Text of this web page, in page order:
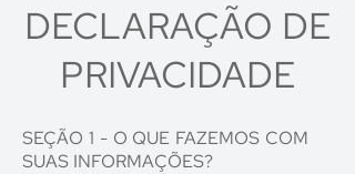
DECLARAÇÃO DE
PRIVACIDADE
SEÇÃO 1 - O QUE FAZEMOS COM
SUAS INFORMAÇÕES?